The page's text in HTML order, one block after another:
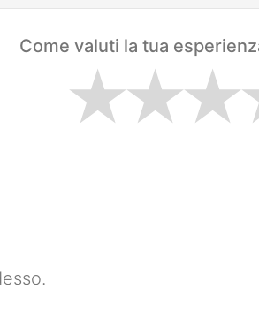
Come valuti la tua